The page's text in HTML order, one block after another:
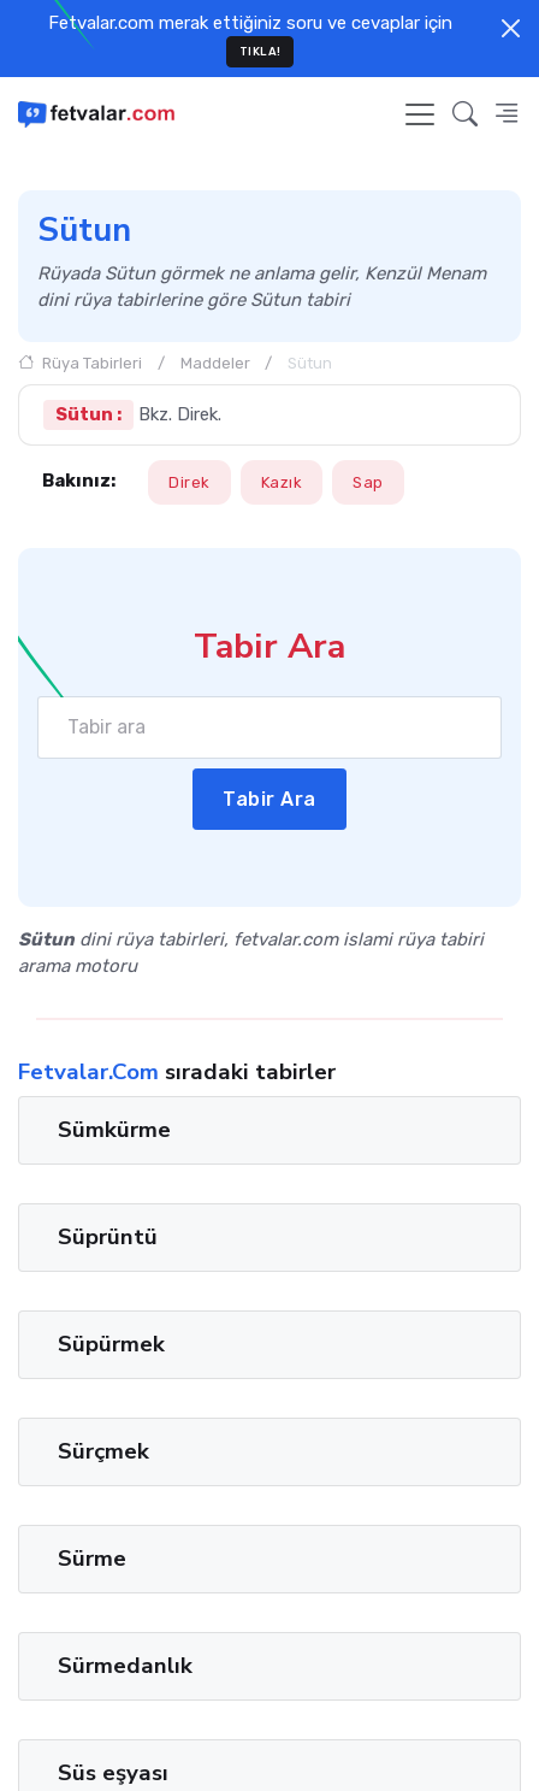
Fetvalar.com merak ettiğiniz soru ve cevaplar için
TIKLA!
Sütun
Rüyada Sütun görmek ne anlama gelir, Kenzül Menam
dini rüya tabirlerine göre Sütun tabiri
Rüya Tabirleri Maddeler Sütun
Sütun : Bkz. Direk.
Bakınız: Direk Kazık Sap
Tabir Ara
Tabir Ara
Sütun dini rüya tabirleri, fetvalar.com islami rüya tabiri
arama motoru
Fetvalar.Com sıradaki tabirler
Sümkürme
Süprüntü
Süpürmek
Sürçmek
Sürme
Sürmedanlık
Süs eşyası